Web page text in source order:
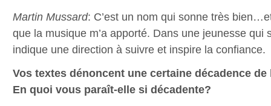
Martin Mussard: C’est un nom qui sonne très
que la musique m’a apporté. Dans une jeunesse qui
indique une direction à suivre et inspire la confiance.
Vos textes dénoncent une certaine décadence
En quoi vous paraît-elle si décadente?